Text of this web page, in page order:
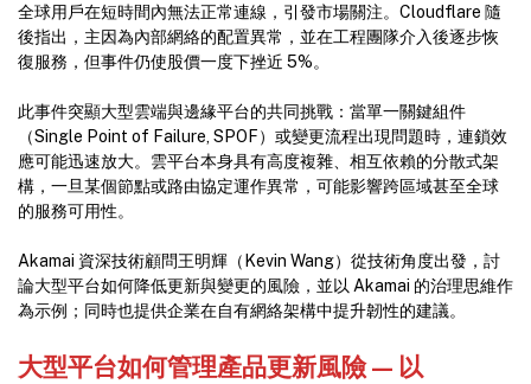
全球用戶在短時間內無法正常連線，引發市場關注。Cloudflare 隨
後指出，主因為內部網絡的配置異常，並在工程團隊介入後逐步恢
復服務，但事件仍使股價一度下挫近 5%。
此事件突顯大型雲端與邊緣平台的共同挑戰：當單一關鍵組件
（Single Point of Failure, SPOF）或變更流程出現問題時，連鎖效
應可能迅速放大。雲平台本身具有高度複雜、相互依賴的分散式架
構，一旦某個節點或路由協定運作異常，可能影響跨區域甚至全球
的服務可用性。
Akamai 資深技術顧問王明輝（Kevin Wang）從技術角度出發，討
論大型平台如何降低更新與變更的風險，並以 Akamai 的治理思維作
為示例；同時也提供企業在自有網絡架構中提升韌性的建議。
大型平台如何管理產品更新風險 — 以